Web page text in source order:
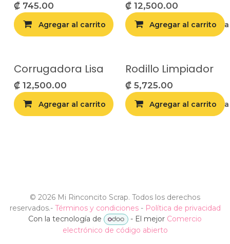
₡ 745.00
Agregar al carrito Agregar a la
₡ 12,500.00
Agregar al carrito
Corrugadora Lisa
₡ 12,500.00
Agregar al carrito Agregar a la
Rodillo Limpiador
₡ 5,725.00
Agregar al carrito
© 2026 Mi Rinconcito Scrap. Todos los derechos
reservados.- Términos y condiciones- Política de privacidad
Con la tecnología de
- El mejor Comercio
electrónico de código abierto